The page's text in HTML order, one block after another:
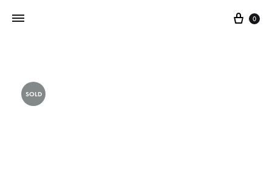
0
SOLD